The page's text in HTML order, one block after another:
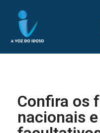
Pular
para
Confira os
nacionais